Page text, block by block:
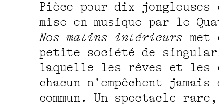
Pièce pour dix
mise en musique par le
Nos matins intérieurs met
petite société de
laquelle les rêves et les
chacun n’empêchent
commun. Un spectacle